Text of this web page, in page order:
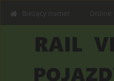
Bieżący numer Online